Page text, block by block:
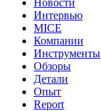
Новости
Интервью
MICE
Компании
Инструменты
Обзоры
Детали
Опыт
Report